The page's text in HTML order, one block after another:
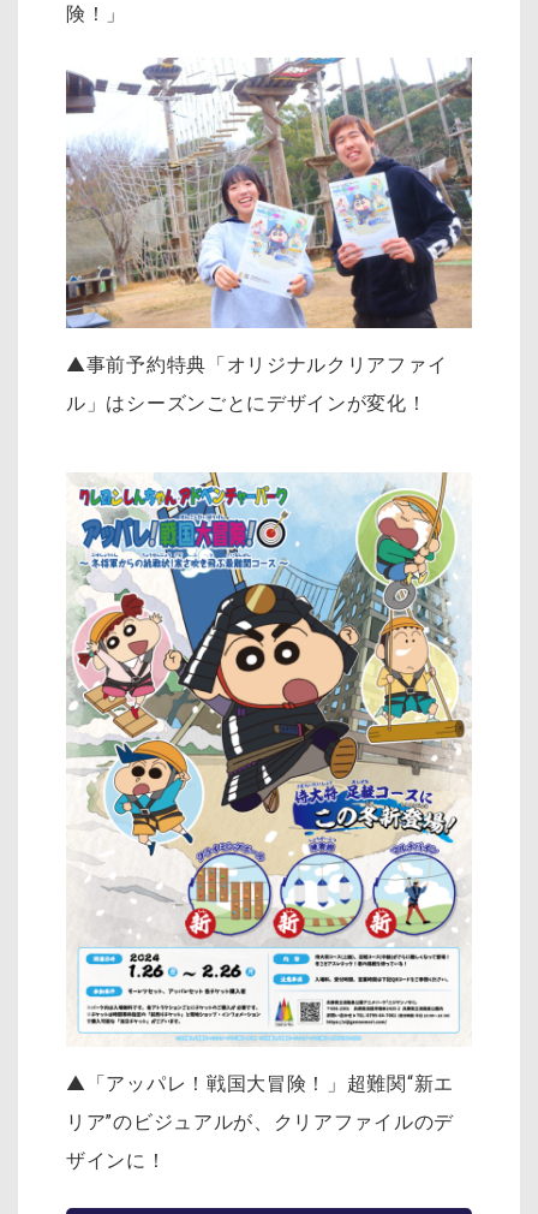
険！」
▲事前予約特典「オリジナルクリアファイ
ル」はシーズンごとにデザインが変化！
▲「アッパレ！戦国大冒険！」超難関“新エ
リア”のビジュアルが、クリアファイルのデ
ザインに！